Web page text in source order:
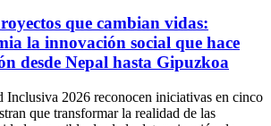
que cambian vidas:
la innovación social que hace
desde Nepal hasta Gipuzkoa
Inclusiva 2026 reconocen iniciativas en cinco
que transformar la realidad de las